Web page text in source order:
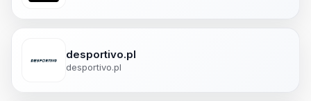
desportivo.pl
desportivo.pl